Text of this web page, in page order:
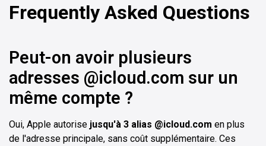
Frequently Asked Questions
Peut-on avoir plusieurs
adresses @icloud.com sur un
même compte ?
Oui, Apple autorise jusqu'à 3 alias @icloud.com en plus
de l'adresse principale, sans coût supplémentaire. Ces